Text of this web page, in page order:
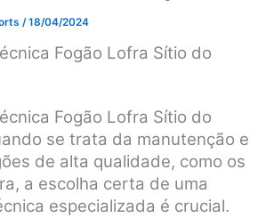
/18/04/2024
Fogão Lofra Sítio do
Fogão Lofra Sítio do
se trata da manutenção e
de alta qualidade, como os
a escolha certa de uma
especializada é crucial.